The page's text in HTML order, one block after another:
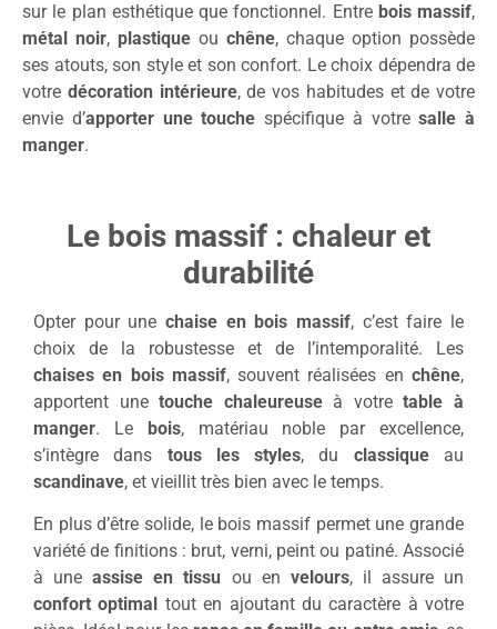
sur le plan esthétique que fonctionnel. Entre bois massif,
métal noir, plastique ou chêne, chaque option possède
ses atouts, son style et son confort. Le choix dépendra de
votre décoration intérieure, de vos habitudes et de votre
envie d’apporter une touche spécifique à votresalle à
manger.
Le bois massif : chaleur et
durabilité
Opter pour une chaise en bois massif, c’est faire le
choix de la robustesse et de l’intemporalité. Les
chaises en bois massif, souvent réalisées enchêne,
apportent unetouche chaleureuseà votretable à
manger. Le bois, matériau noble par excellence,
s’intègre dans tous les styles, du classiqueau
scandinave, et vieillit très bien avec le temps.
En plus d’être solide, le bois massif permet une grande
variété de finitions : brut, verni, peint ou patiné. Associé
à uneassise en tissu ou en velours, il assure un
confort optimal tout en ajoutant du caractère à votre